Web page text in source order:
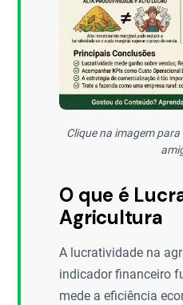
Clique na imagem
O que é
Agricultura
A lucratividade na
indicador financeiro
mede a eficiência